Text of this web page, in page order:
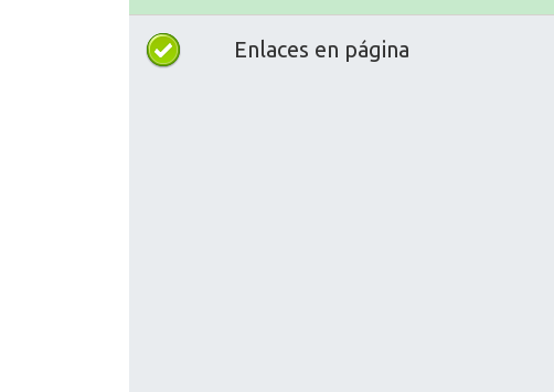
Enlaces en página